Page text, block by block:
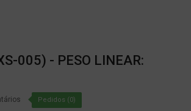
005) - PESO LINEAR:
Pedidos (0)